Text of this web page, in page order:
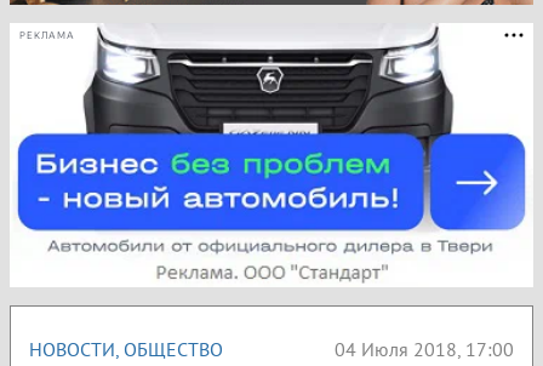
РЕКЛАМА
НОВОСТИ, ОБЩЕСТВО 04 Июля 2018, 17:00